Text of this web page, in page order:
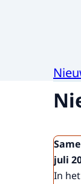
juli
In